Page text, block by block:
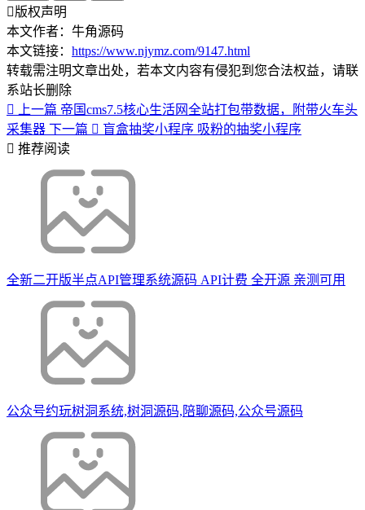
版权声明
本文作者：牛角源码
本文链接： https://www.njymz.com/9147.html
转载需注明文章出处，若本文内容有侵犯到您合法权益，请联
系站长删除
上一篇 帝国cms7.5核心生活网全站打包带数据，附带火车头
采集器 下一篇
盲盒抽奖小程序 吸粉的抽奖小程序
推荐阅读
全新二开版半点API管理系统源码 API计费 全开源 亲测可用
公众号约玩树洞系统,树洞源码,陪聊源码,公众号源码